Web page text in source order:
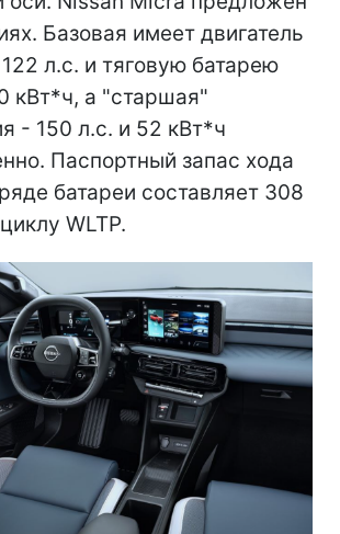
Базовая имеет двигатель
л.с. и тяговую батарею
кВт*ч, а "старшая"
- 150 л.с. и 52 кВт*ч
Паспортный запас хода
батареи составляет 308
WLTP.